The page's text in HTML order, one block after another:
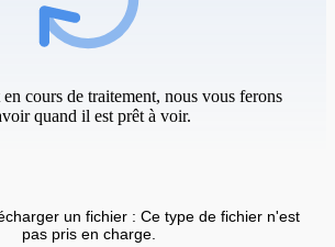
cours de traitement, nous vous ferons
quand il est prêt à voir.
un fichier : Ce type de fichier n'est
pas pris en charge.